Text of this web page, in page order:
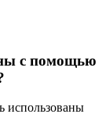
с помощью
использованы